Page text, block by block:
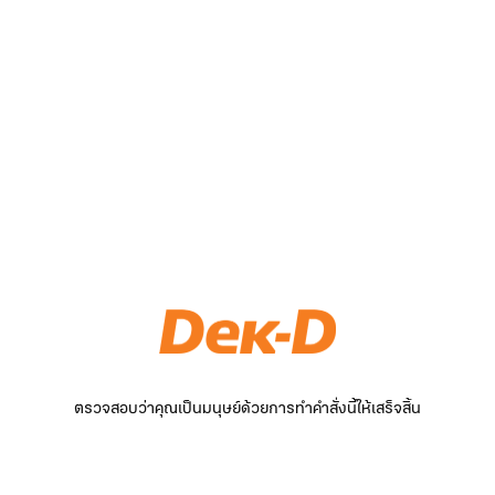
ตรวจสอบว่าคุณเป็นมนุษย์ด้วยการทำคำสั่งนี้ให้เสร็จสิ้น